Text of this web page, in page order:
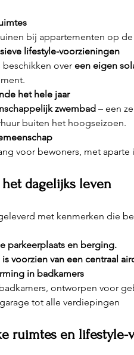
bij appartementen op
lifestyle-voorzieningen
over een eigen
het hele jaar
zwembad – een
buiten het hoogseizoen.
voor bewoners, met
dagelijks leven
met kenmerken die
parkeerplaats en berging.
is voorzien van een centraal
in badkamers
ontworpen voor
tot alle verdiepingen
ruimtes en